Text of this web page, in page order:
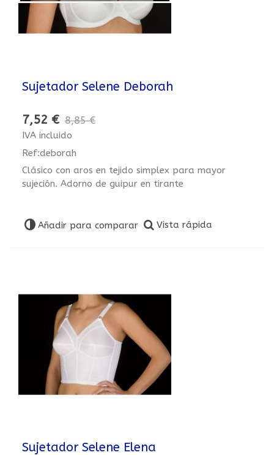
Sujetador Selene Deborah
7,52 € 8,85 €
IVA incluido
Ref:deborah
Clásico con aros en tejido simplex para mayor
sujeción. Adorno de guipur en tirante
Añadir para comparar Vista rápida
Sujetador Selene Elena